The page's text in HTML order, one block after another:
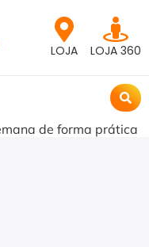
LOJA LOJA 360